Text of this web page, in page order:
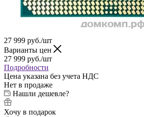
27 999 руб./шт
Варианты цен
27 999 руб./шт
Подробности
Цена указана без учета НДС
Нет в продаже
Нашли дешевле?
Хочу в подарок